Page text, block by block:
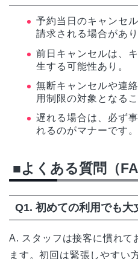
予約当日のキャンセ
請求される場合があり
前日キャンセルは、
生する可能性あり。
無断キャンセルや連
用制限の対象となるこ
遅れる場合は、必ず
れるのがマナーです。
■よくある質問（
Q1. 初めての利用でも大
A. スタッフは接客に慣れて
ます。初回は緊張しやすい